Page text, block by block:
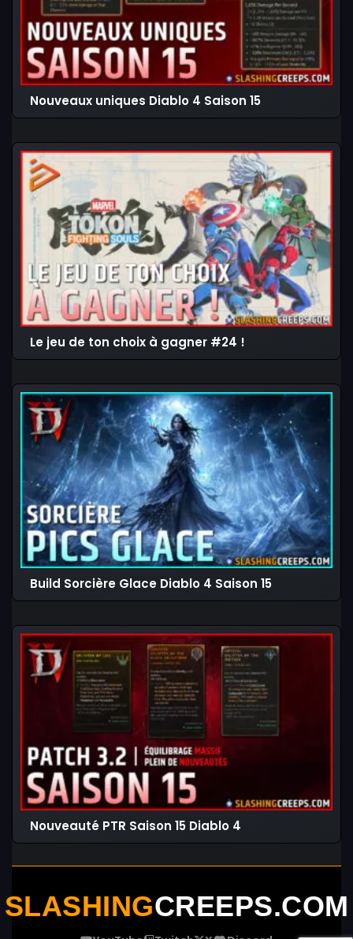
Nouveaux uniques Diablo 4 Saison 15
Le jeu de ton choix à gagner #24 !
Build Sorcière Glace Diablo 4 Saison 15
Nouveauté PTR Saison 15 Diablo 4
SLASHINGCREEPS.COM